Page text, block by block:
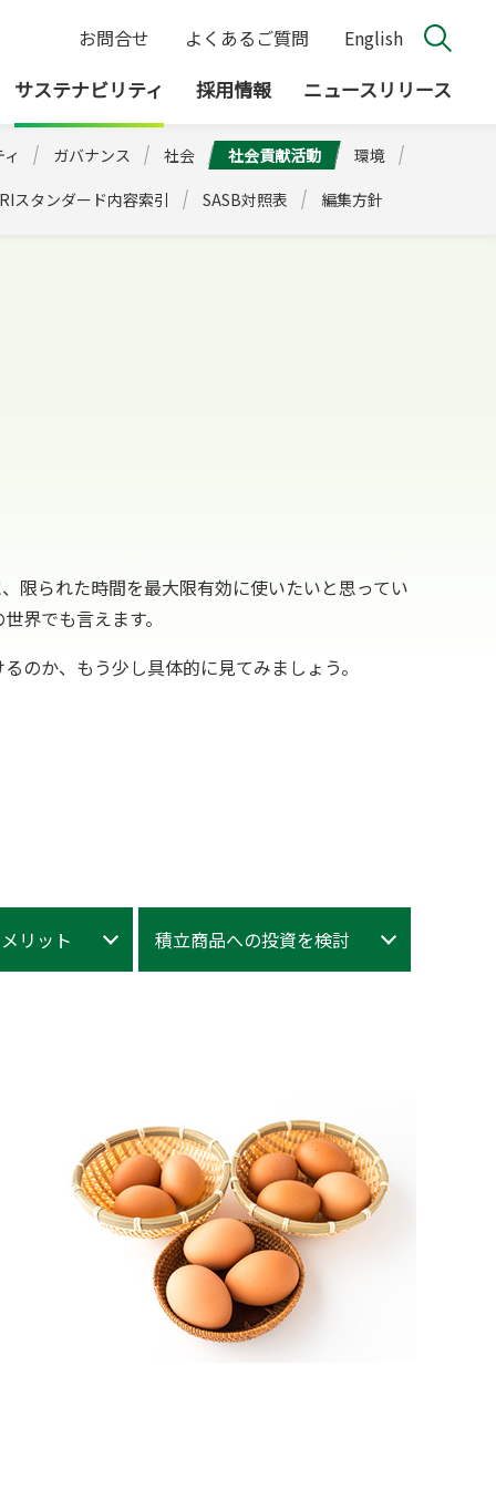
お問合せ よくあるご質問 English
サステナビリティ 採用情報 ニュースリリース
ガバナンス 社会 社会貢献活動
環境
スタンダード内容索引
SASB対照表 編集方針
限られた時間を最大限有効に使いたいと思ってい
界でも言えます。
のか、もう少し具体的に見てみましょう。
リット 積立商品への投資を検討